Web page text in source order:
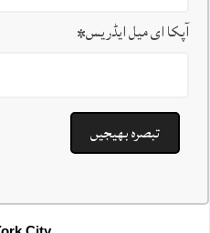
آپکا ای میل ایڈریس*